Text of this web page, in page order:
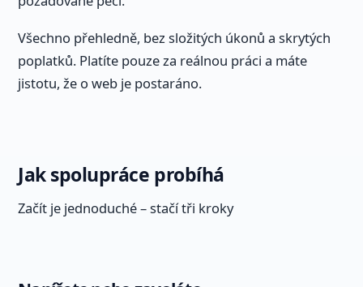
Všechno přehledně, bez složitých úkonů a skrytých
poplatků. Platíte pouze za reálnou práci a máte
jistotu, že o web je postaráno.
Jak spolupráce probíhá
Začít je jednoduché – stačí tři kroky